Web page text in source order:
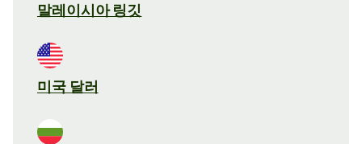
말레이시아 링깃
미국 달러